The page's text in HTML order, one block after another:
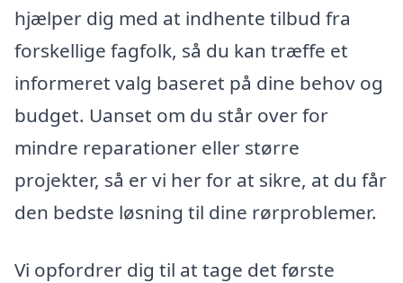
hjælper dig med at indhente tilbud fra
forskellige fagfolk, så du kan træffe et
informeret valg baseret på dine behov og
budget. Uanset om du står over for
mindre reparationer eller større
projekter, så er vi her for at sikre, at du får
den bedste løsning til dine rørproblemer.
Vi opfordrer dig til at tage det første